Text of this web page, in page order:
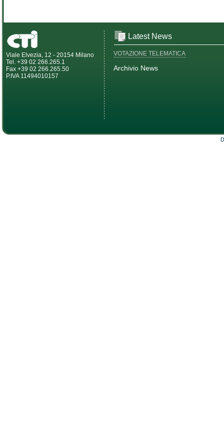
Viale Elvezia, 12 - 20154 Milano
Tel. +39 02 266.265.1
Fax +39 02 266.265.50
P.IVA 11494010157
Latest News
VOTAZIONE TELEMATICA
Archivio News